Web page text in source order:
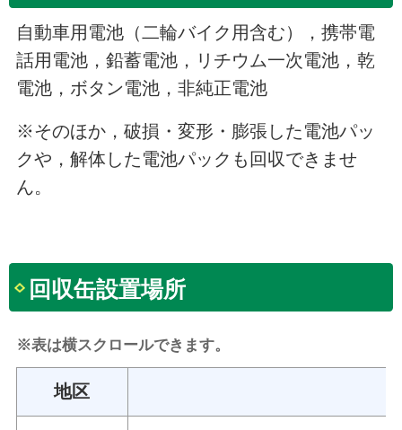
自動車用電池（二輪バイク用含む），携帯電
話用電池，鉛蓄電池，リチウム一次電池，乾
電池，ボタン電池，非純正電池
※そのほか，破損・変形・膨張した電池パッ
クや，解体した電池パックも回収できませ
ん。
回収缶設置場所
※表は横スクロールできます。
地区